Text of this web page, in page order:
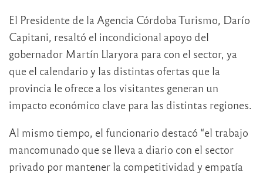
El Presidente de la Agencia Córdoba Turismo, Darío
Capitani, resaltó el incondicional apoyo del
gobernador Martín Llaryora para con el sector, ya
que el calendario y las distintas ofertas que la
provincia le ofrece a los visitantes generan un
impacto económico clave para las distintas regiones.
Al mismo tiempo, el funcionario destacó “el trabajo
mancomunado que se lleva a diario con el sector
privado por mantener la competitividad y empatía